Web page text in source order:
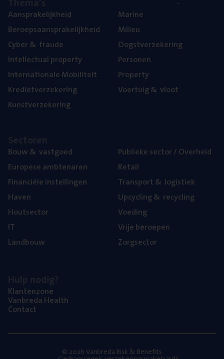
Aan­spra­ke­lijk­heid
Beroeps­aan­spra­ke­lijk­heid
Cyber& fraude
Intel­lec­tu­al property
Inter­na­ti­o­na­le Mobiliteit
Kre­diet­ver­ze­ke­ring
Kunst­ver­ze­ke­ring
Mari­ne
Mili­eu
Oogst­ver­ze­ke­ring
Per­so­nen
Pro­per­ty
Voer­tuig& vloot
Bouw& vastgoed
Euro­pe­se ambtenaren
Finan­ci­ë­le instellingen
Haven
Hout­sec­tor
IT
Land­bouw
Publie­ke sec­tor / Overheid
Retail
Trans­port& logistiek
Upcy­cling& recycling
Voe­ding
Vrije beroe­pen
Zorg­sec­tor
Klan­ten­zo­ne
Van­b­re­da Health
Con­tact
© 2026 Vanbreda Risk & Benefits